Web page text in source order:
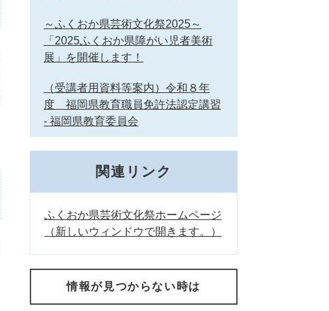
～ふくおか県芸術文化祭2025～
「2025ふくおか県障がい児者美術
展」を開催します！
（受講者用資料等案内）令和８年
度 福岡県教育職員免許法認定講習
- 福岡県教育委員会
関連リンク
ふくおか県芸術文化祭ホームページ
（新しいウィンドウで開きます。）
情報が見つからない時は